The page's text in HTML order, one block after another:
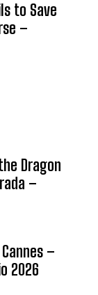
to Save
–
Dragon
–
–
2026